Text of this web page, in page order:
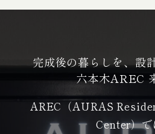
完成後の暮らしを、設
六本木AREC
AREC（AURAS
Center）で